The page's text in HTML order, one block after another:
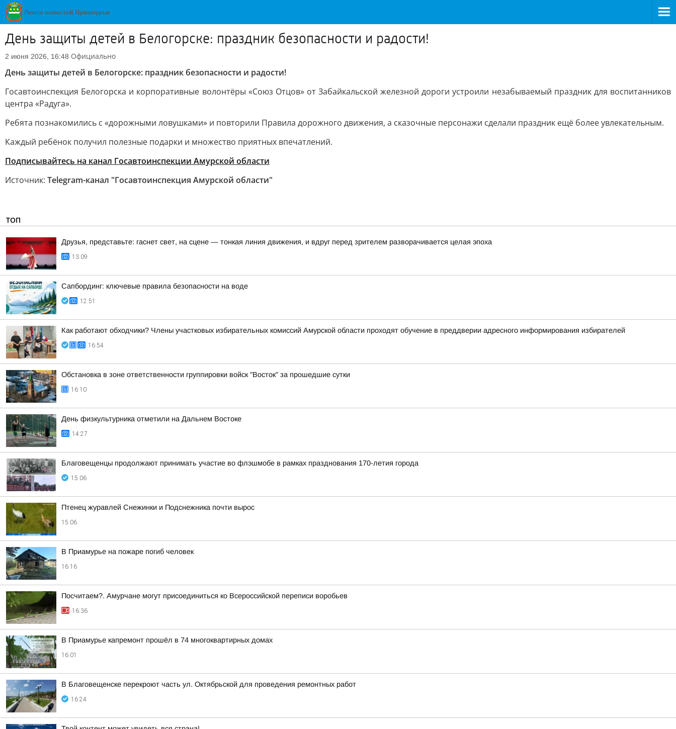
День защиты детей в Белогорске: праздник безопасности и радости!
2 июня 2026, 16:48 Официально
День защиты детей в Белогорске: праздник безопасности и радости!
Госавтоинспекция Белогорска и корпоративные волонтёры «Союз Отцов» от Забайкальской железной дороги устроили незабываемый праздник для воспитанников
центра «Радуга».
Ребята познакомились с «дорожными ловушками» и повторили Правила дорожного движения, а сказочные персонажи сделали праздник ещё более увлекательным.
Каждый ребёнок получил полезные подарки и множество приятных впечатлений.
Подписывайтесь на канал Госавтоинспекции Амурской области
Источник: Telegram-канал "Госавтоинспекция Амурской области"
ТОП
Друзья, представьте: гаснет свет, на сцене — тонкая линия движения, и вдруг перед зрителем разворачивается целая эпоха
13:09
Сапбординг: ключевые правила безопасности на воде
12:51
Как работают обходчики? Члены участковых избирательных комиссий Амурской области проходят обучение в преддверии адресного информирования избирателей
16:54
Обстановка в зоне ответственности группировки войск "Восток" за прошедшие сутки
16:10
День физкультурника отметили на Дальнем Востоке
14:27
Благовещенцы продолжают принимать участие во флэшмобе в рамках празднования 170-летия города
15:06
Птенец журавлей Снежинки и Подснежника почти вырос
15:06
В Приамурье на пожаре погиб человек
16:16
Посчитаем?. Амурчане могут присоединиться ко Всероссийской переписи воробьев
16:36
В Приамурье капремонт прошёл в 74 многоквартирных домах
16:01
В Благовещенске перекроют часть ул. Октябрьской для проведения ремонтных работ
16:24